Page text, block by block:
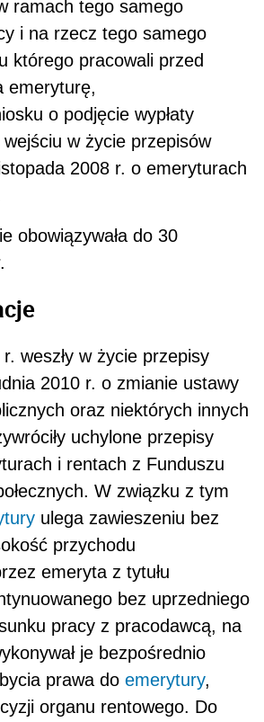
ramach tego samego
i na rzecz tego samego
którego pracowali przed
emeryturę,
o podjęcie wypłaty
w życie przepisów
2008 r. o emeryturach
obowiązywała do 30
weszły w życie przepisy
2010 r. o zmianie ustawy
oraz niektórych innych
uchylone przepisy
i rentach z Funduszu
W związku z tym
ulega zawieszeniu bez
przychodu
emeryta z tytułu
bez uprzedniego
pracy z pracodawcą, na
je bezpośrednio
prawa do emerytury,
organu rentowego. Do